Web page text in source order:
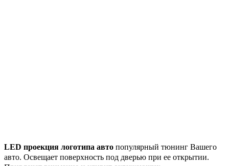
LED проекция логотипа авто популярный тюнинг Вашего
авто. Освещает поверхность под дверью при ее открытии.